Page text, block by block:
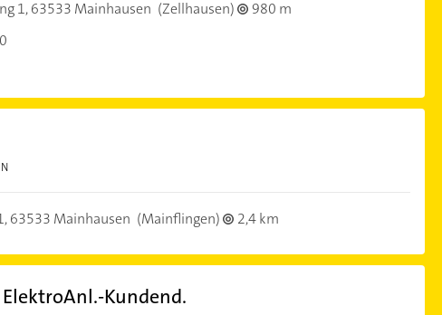
1,63533 Mainhausen (Zellhausen)
980 m
63533 Mainhausen (Mainflingen) 2,4 km
Kundend.